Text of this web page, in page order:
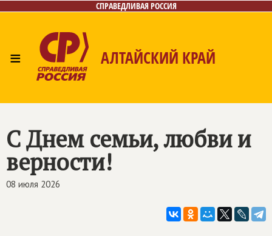
СПРАВЕДЛИВАЯ РОССИЯ
≡ АЛТАЙСКИЙ КРАЙ
С Днем семьи, любви и
верности!
08 июля 2026